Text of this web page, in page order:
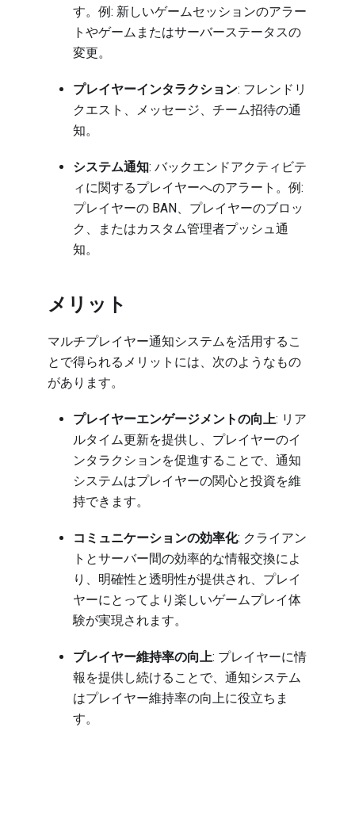
す。例: 新しいゲームセッションのアラー
トやゲームまたはサーバーステータスの
変更。
プレイヤーインタラクション: フレンドリ
クエスト、メッセージ、チーム招待の通
知。
システム通知: バックエンドアクティビテ
ィに関するプレイヤーへのアラート。例:
プレイヤーの BAN、プレイヤーのブロッ
ク、またはカスタム管理者プッシュ通
知。
メリット
マルチプレイヤー通知システムを活用するこ
とで得られるメリットには、次のようなもの
があります。
プレイヤーエンゲージメントの向上: リア
ルタイム更新を提供し、プレイヤーのイ
ンタラクションを促進することで、通知
システムはプレイヤーの関心と投資を維
持できます。
コミュニケーションの効率化: クライアン
トとサーバー間の効率的な情報交換によ
り、明確性と透明性が提供され、プレイ
ヤーにとってより楽しいゲームプレイ体
験が実現されます。
プレイヤー維持率の向上: プレイヤーに情
報を提供し続けることで、通知システム
はプレイヤー維持率の向上に役立ちま
す。